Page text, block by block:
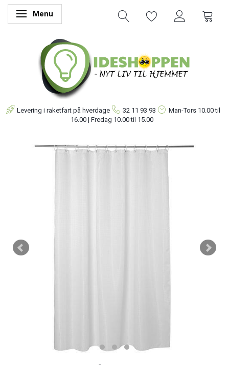
Skifte navigation
Menu
Levering i raketfart på hverdage 32 11 93 93 Man-Tors 10.00 til
16.00 | Fredag 10.00 til 15.00